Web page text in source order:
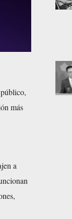
más
a